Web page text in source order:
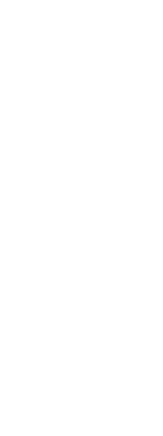
نرگس محمدی
همایش